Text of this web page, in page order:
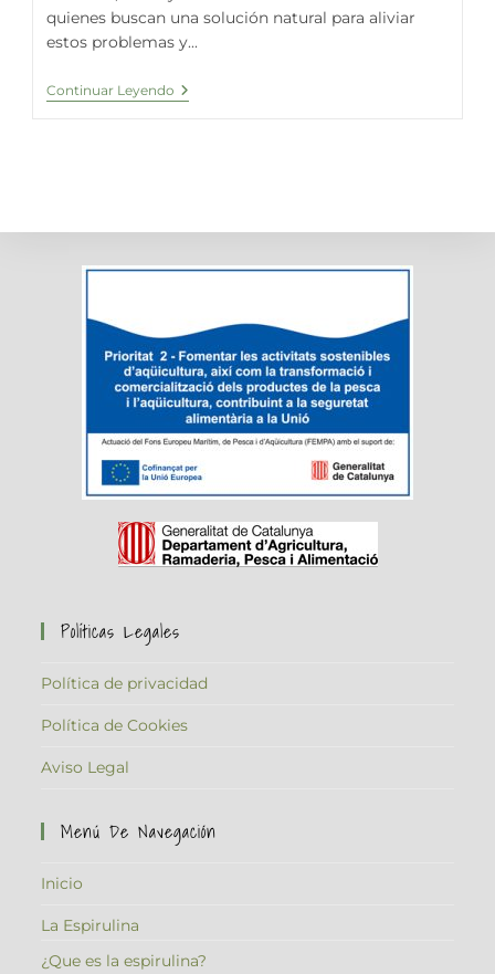
quienes buscan una solución natural para aliviar
estos problemas y...
Continuar Leyendo Espirulina
Fresca
Salud
De
Políticas Legales
Política de privacidad
Política de Cookies
Aviso Legal
Menú De Navegación
Inicio
La Espirulina
¿Que es la espirulina?